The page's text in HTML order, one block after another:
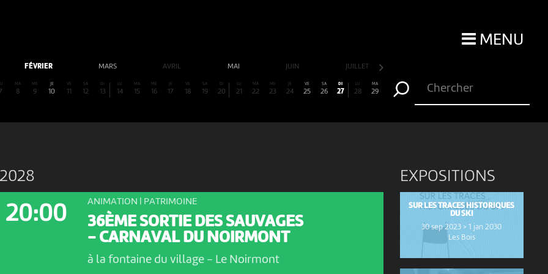
MENU
FÉVRIER MARS AVRIL MAI JUIN JUILLET
MA
8
ME
9
JE
10
VE
11
SA
12
DI
13
LU
14
MA
15
ME
16
JE
17
VE
18
SA
19
DI
20
LU
21
MA
22
ME
23
JE
24
VE
25
SA
26
DI
27
LU
28
MA
29
2028
20:00 ANIMATION | PATRIMOINE
36ÈME SORTIE DES SAUVAGES
- CARNAVAL DU NOIRMONT
à la fontaine du village - Le Noirmont
EXPOSITIONS
SUR LES TRACES HISTORIQUES
DU SKI
30 sep 2023 > 1 jan 2030
Les Bois